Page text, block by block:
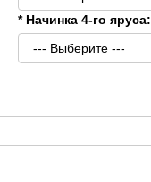
* Начинка 4-го яруса: